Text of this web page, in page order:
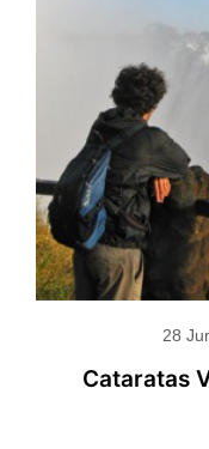
28
Cataratas